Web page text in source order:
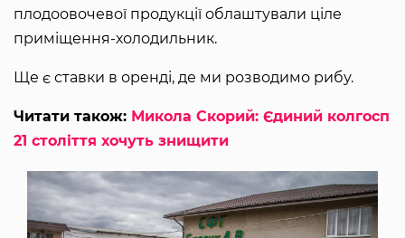
плодоовочевої продукції облаштували ціле
приміщення-холодильник.
Ще є ставки в оренді, де ми розводимо рибу.
Читати також: Микола Скорий: Єдиний колгосп
21 століття хочуть знищити